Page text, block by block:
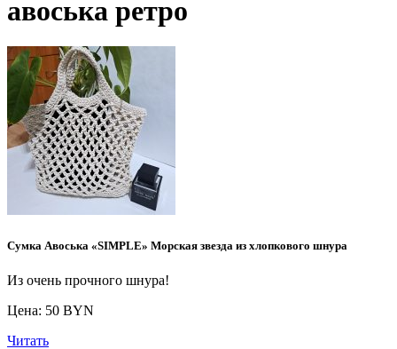
авоська ретро
Сумка Авоська «SIMPLE» Морская звезда из хлопкового шнура
Из очень прочного шнура!
Цена: 50 BYN
Читать